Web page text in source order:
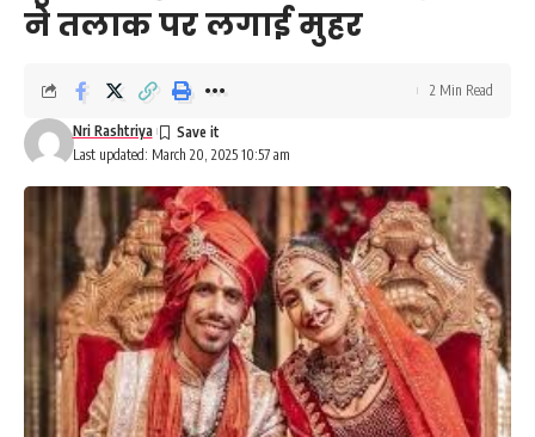
ने तलाक पर लगाई मुहर
Last updated: March 20, 2025 10:57 am
Nri Rashtriya
2 Min Read